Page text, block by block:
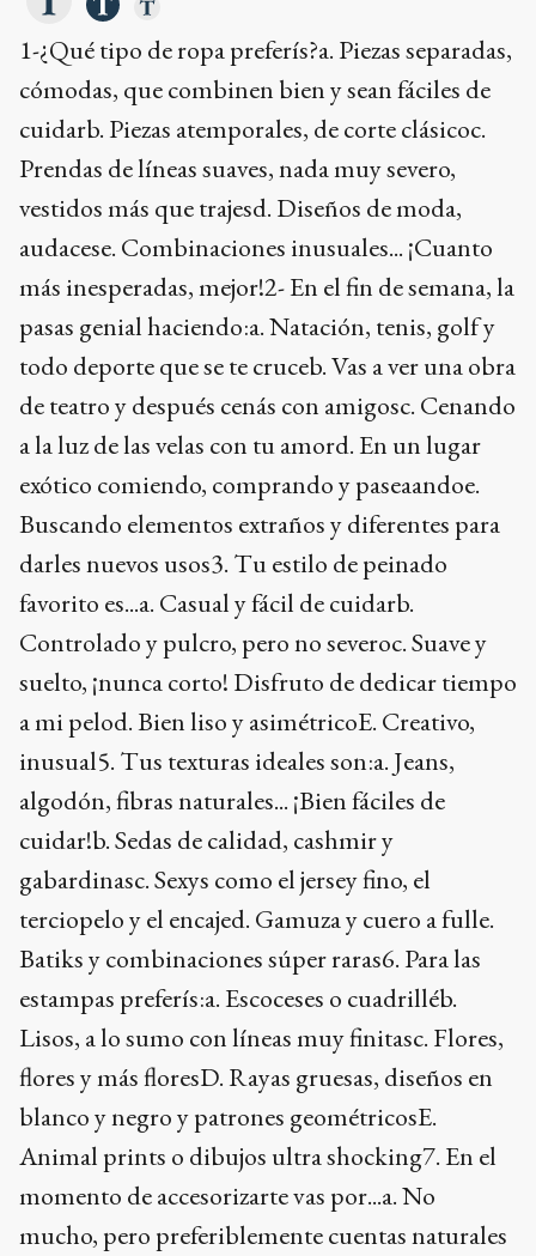
1-¿Qué tipo de ropa preferís?a. Piezas separadas,
cómodas, que combinen bien y sean fáciles de
cuidarb. Piezas atemporales, de corte clásicoc.
Prendas de líneas suaves, nada muy severo,
vestidos más que trajesd. Diseños de moda,
audacese. Combinaciones inusuales... ¡Cuanto
más inesperadas, mejor!2- En el fin de semana, la
pasas genial haciendo:a. Natación, tenis, golf y
todo deporte que se te cruceb. Vas a ver una obra
de teatro y después cenás con amigosc. Cenando
a la luz de las velas con tu amord. En un lugar
exótico comiendo, comprando y paseaandoe.
Buscando elementos extraños y diferentes para
darles nuevos usos3. Tu estilo de peinado
favorito es...a. Casual y fácil de cuidarb.
Controlado y pulcro, pero no severoc. Suave y
suelto, ¡nunca corto! Disfruto de dedicar tiempo
a mi pelod. Bien liso y asimétricoE. Creativo,
inusual5. Tus texturas ideales son:a. Jeans,
algodón, fibras naturales... ¡Bien fáciles de
cuidar!b. Sedas de calidad, cashmir y
gabardinasc. Sexys como el jersey fino, el
terciopelo y el encajed. Gamuza y cuero a fulle.
Batiks y combinaciones súper raras6. Para las
estampas preferís:a. Escoceses o cuadrilléb.
Lisos, a lo sumo con líneas muy finitasc. Flores,
flores y más floresD. Rayas gruesas, diseños en
blanco y negro y patrones geométricosE.
Animal prints o dibujos ultra shocking7. En el
momento de accesorizarte vas por...a. No
mucho, pero preferiblemente cuentas naturales